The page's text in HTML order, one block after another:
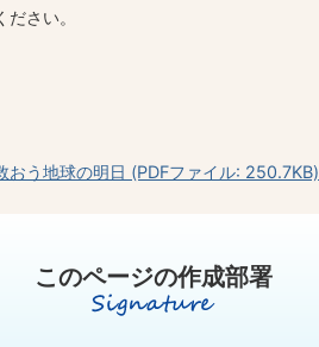
さい。
おう地球の明日 (PDFファイル: 250.7KB)
このページの作成部署